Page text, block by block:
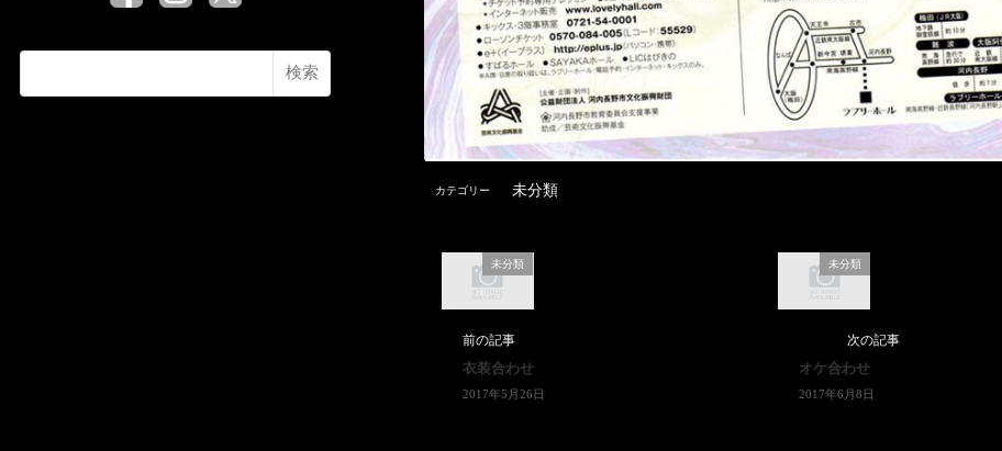
検索
カテゴリー 未分類
未分類
前の記事
衣装合わせ
2017年5月26日
未分類
次の記事
オケ合わせ
2017年6月8日